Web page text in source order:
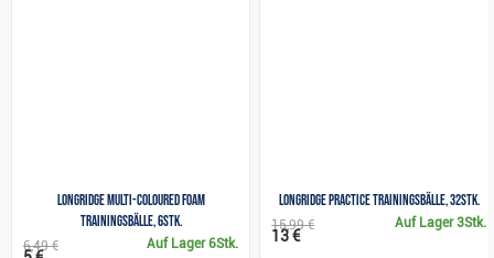
Longridge Multi-Coloured Foam
Trainingsbälle, 6Stk.
Auf Lager6Stk.
6,49 €
Longridge Practice Trainingsbälle, 32Stk.
Auf Lager3Stk.
15,99 €
13 €